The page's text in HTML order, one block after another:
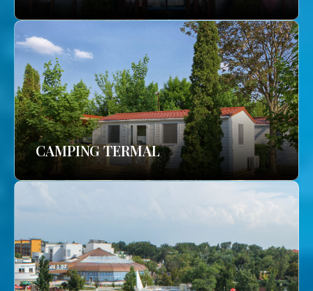
CAMPING TERMAL